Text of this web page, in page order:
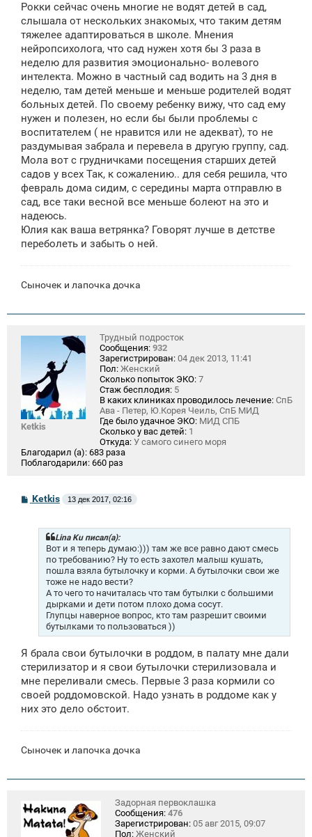
Рокки сейчас очень многие не водят детей в сад,
слышала от нескольких знакомых, что таким детям
тяжелее адаптироваться в школе. Мнения
нейропсихолога, что сад нужен хотя бы 3 раза в
неделю для развития эмоционально- волевого
интелекта. Можно в частный сад водить на 3 дня в
неделю, там детей меньше и меньше родителей водят
больных детей. По своему ребенку вижу, что сад ему
нужен и полезен, но если бы были проблемы с
воспитателем ( не нравится или не адекват), то не
раздумывая забрала и перевела в другую группу, сад.
Мола вот с грудничками посещения старших детей
садов у всех Так, к сожалению.. для себя решила, что
февраль дома сидим, с середины марта отправлю в
сад, все таки весной все меньше болеют на это и
надеюсь.
Юлия как ваша ветрянка? Говорят лучше в детстве
переболеть и забыть о ней.
Сыночек и лапочка дочка
Ketkis
Трудный подросток
Сообщения: 932
Зарегистрирован: 04 дек 2013, 11:41
Пол: Женский
Сколько попыток ЭКО: 7
Стаж бесплодия: 5
В каких клиниках проводилось лечение: СпБ
Ава - Петер, Ю.Корея Чеиль, СпБ МИД
Где было удачное ЭКО: МИД СПБ
Сколько у вас детей: 1
Откуда: У самого синего моря
Благодарил (а): 683 раза
Поблагодарили: 660 раз
СKetkis 13 дек 2017, 02:16
Lina Ku писал(а):
Вот и я теперь думаю:))) там же все равно дают смесь
по требованию? Ну то есть захотел малыш кушать,
пошла взяла бутылочку и корми. А бутылочки свои же
тоже не надо вести?
А то чего то начиталась что там бутылки с большими
дырками и дети потом плохо дома сосут.
Глупцы наверное вопрос, кто там разрешит своими
бутылками то пользоваться ))
Я брала свои бутылочки в роддом, в палату мне дали
стерилизатор и я свои бутылочки стерилизовала и
мне переливали смесь. Первые 3 раза кормили со
своей роддомовской. Надо узнать в роддоме как у
них это дело обстоит.
Сыночек и лапочка дочка
Задорная первоклашка
Сообщения: 476
Зарегистрирован: 05 авг 2015, 09:07
Пол: Женский